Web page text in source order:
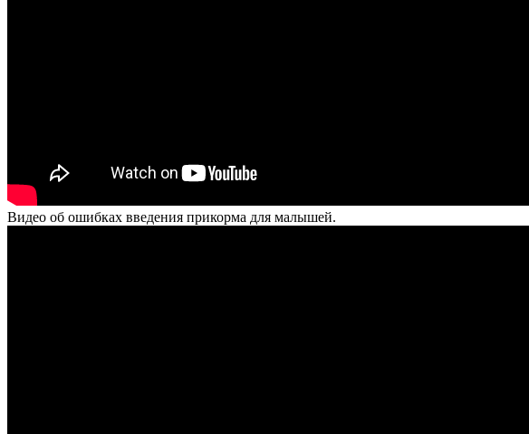
Видео об ошибках введения прикорма для малышей.